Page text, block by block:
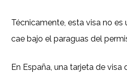
Técnicamente, esta visa no es
cae bajo el paraguas del
En España, una tarjeta de